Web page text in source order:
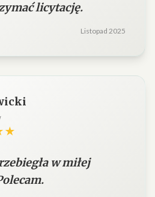
licytację.
Listopad 2025
w miłej